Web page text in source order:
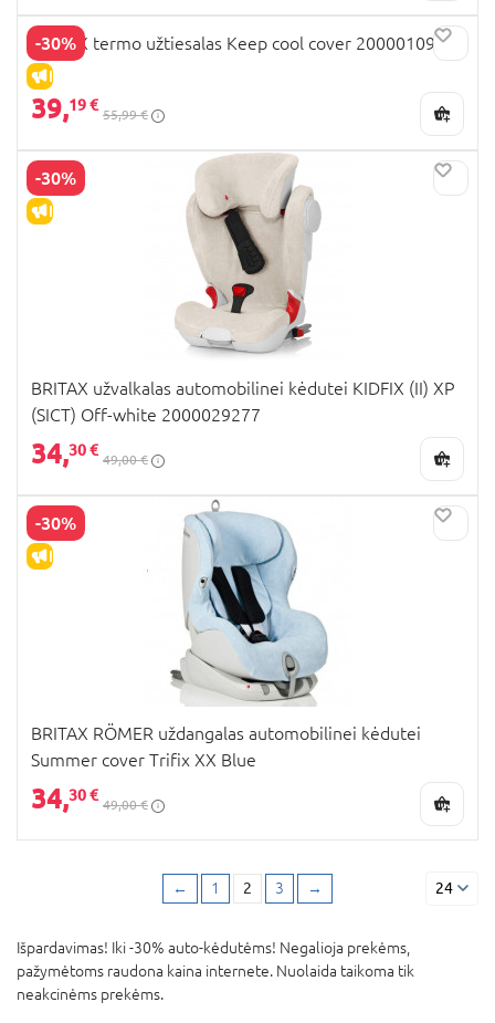
-30%
IŠPARDAVIMAS
BRITAX termo užtiesalas Keep cool cover 2000010930
39,19 €
55,99 €
-30%
IŠPARDAVIMAS
BRITAX užvalkalas automobilinei kėdutei KIDFIX (II) XP
(SICT) Off-white 2000029277
34,30 €
49,00 €
-30%
IŠPARDAVIMAS
BRITAX RÖMER uždangalas automobilinei kėdutei
Summer cover Trifix XX Blue
34,30 €
49,00 €
← 1 2 3 → 24
Išpardavimas! Iki -30% auto-kėdutėms! Negalioja prekėms,
pažymėtoms raudona kaina internete. Nuolaida taikoma tik
neakcinėms prekėms.